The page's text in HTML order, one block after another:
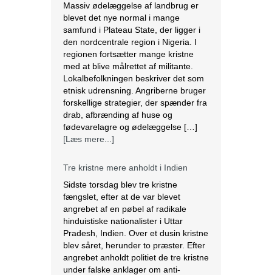
Massiv ødelæggelse af landbrug er
blevet det nye normal i mange
samfund i Plateau State, der ligger i
den nordcentrale region i Nigeria. I
regionen fortsætter mange kristne
med at blive målrettet af militante.
Lokalbefolkningen beskriver det som
etnisk udrensning. Angriberne bruger
forskellige strategier, der spænder fra
drab, afbrænding af huse og
fødevarelagre og ødelæggelse […]
[Læs mere...]
Tre kristne mere anholdt i Indien
Sidste torsdag blev tre kristne
fængslet, efter at de var blevet
angrebet af en pøbel af radikale
hinduistiske nationalister i Uttar
Pradesh, Indien. Over et dusin kristne
blev såret, herunder to præster. Efter
angrebet anholdt politiet de tre kristne
under falske anklager om anti-